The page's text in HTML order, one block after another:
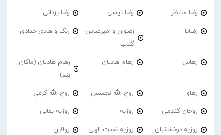
رضا منتظر رضا نیسی رضا یزدانی
رضایا
رضوان و امیرعباس
گلاب
رنگ و هادی حدادی
رهاس رهام هادیان
رهام هادیان (ماکان
بند)
رهاو روح الله تجسس روح الله کرمی
روحان گندمی روزبه روزبه بمانی
روزبه درخشانیان روزبه نعمت الهی رولاین